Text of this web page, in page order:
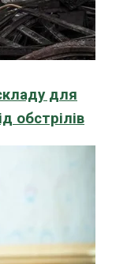
для
обстрілів